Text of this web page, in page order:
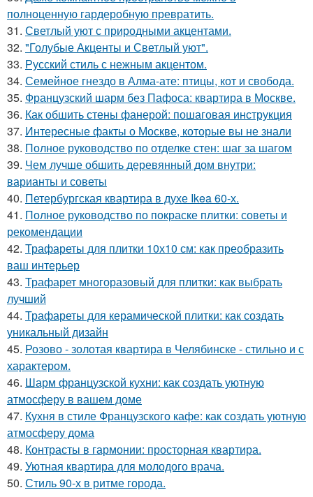
полноценную гардеробную превратить.
31. Светлый уют с природными акцентами.
32. "Голубые Акценты и Светлый уют".
33. Русский стиль с нежным акцентом.
34. Семейное гнездо в Алма-ате: птицы, кот и свобода.
35. Французский шарм без Пафоса: квартира в Москве.
36. Как обшить стены фанерой: пошаговая инструкция
37. Интересные факты о Москве, которые вы не знали
38. Полное руководство по отделке стен: шаг за шагом
39. Чем лучше обшить деревянный дом внутри:
варианты и советы
40. Петербургская квартира в духе Ikea 60-х.
41. Полное руководство по покраске плитки: советы и
рекомендации
42. Трафареты для плитки 10х10 см: как преобразить
ваш интерьер
43. Трафарет многоразовый для плитки: как выбрать
лучший
44. Трафареты для керамической плитки: как создать
уникальный дизайн
45. Розово - золотая квартира в Челябинске - стильно и с
характером.
46. Шарм французской кухни: как создать уютную
атмосферу в вашем доме
47. Кухня в стиле Французского кафе: как создать уютную
атмосферу дома
48. Контрасты в гармонии: просторная квартира.
49. Уютная квартира для молодого врача.
50. Стиль 90-х в ритме города.